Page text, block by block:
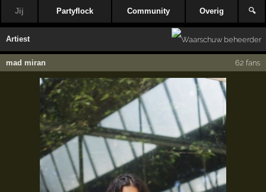
Jij Partyflock Community Overig 🔍
Artiest
mad miran 62 fans